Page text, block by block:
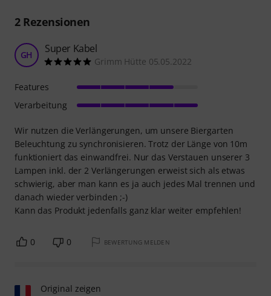
2Rezensionen
GH Super Kabel
Grimm Hütte 05.05.2022
Wir nutzen die Verlängerungen, um unsere Biergarten
Beleuchtung zu synchronisieren. Trotz der Länge von 10m
funktioniert das einwandfrei. Nur das Verstauen unserer 3
Lampen inkl. der 2 Verlängerungen erweist sich als etwas
schwierig, aber man kann es ja auch jedes Mal trennen und
danach wieder verbinden ;-)
Kann das Produkt jedenfalls ganz klar weiter empfehlen!
Features
Verarbeitung
0 0 BEWERTUNG MELDEN
Original zeigen